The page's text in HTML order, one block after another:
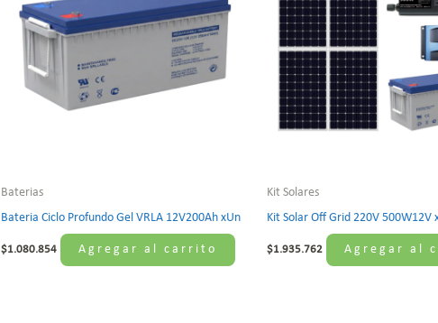
Baterias
Bateria Ciclo Profundo Gel VRLA 12V200Ah xUn
$1.080.854 Agregar al carrito
Kit Solares
Kit Solar Off Grid 220V 500W12V
$1.935.762 Agregar al